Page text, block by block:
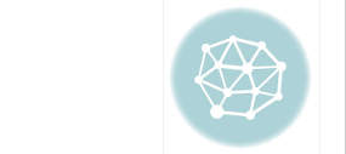
تحسيسيا حول
أمراض الكلي عند
الأطفال